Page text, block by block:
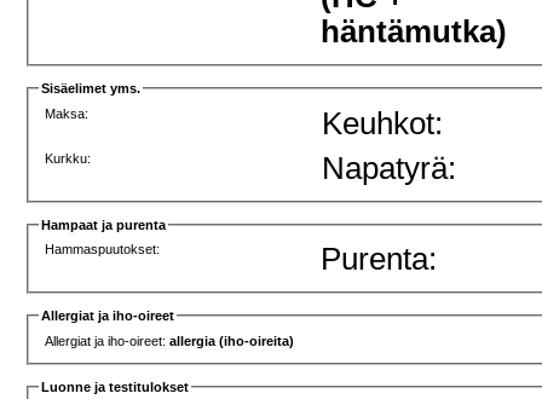
häntämutka)
Sisäelimet yms.
Maksa:
Keuhkot:
Kurkku: Napatyrä:
Hampaat ja purenta
Hammaspuutokset:
Purenta:
Allergiat ja iho-oireet
Allergiat ja iho-oireet:allergia (iho-oireita)
Luonne ja testitulokset